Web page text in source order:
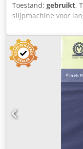
Toestand: gebruikt,
slijpmachine voor
centreerboring 3 -
mm, werkstuklengte
werkstukgewicht 120
slijpkopverstelling
- 45.000 tpm,
40 mm Machine
Tp Dxe Ahnjr Mimu